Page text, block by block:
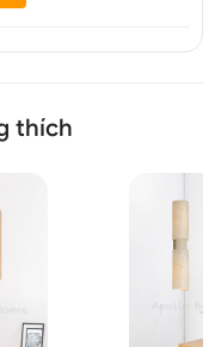
DGT 6333A
thích